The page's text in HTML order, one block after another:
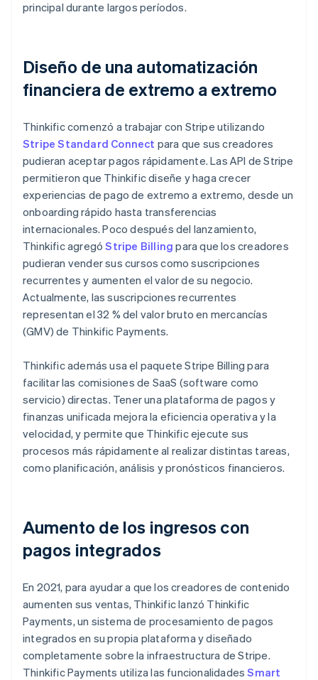
principal durante largos períodos.
Diseño de una automatización
financiera de extremo a extremo
Thinkific comenzó a trabajar con Stripe utilizando
Stripe Standard Connect para que sus creadores
pudieran aceptar pagos rápidamente. Las API de Stripe
permitieron que Thinkific diseñe y haga crecer
experiencias de pago de extremo a extremo, desde un
onboarding rápido hasta transferencias
internacionales. Poco después del lanzamiento,
Thinkific agregóStripe Billing para que los creadores
pudieran vender sus cursos como suscripciones
recurrentes y aumenten el valor de su negocio.
Actualmente, las suscripciones recurrentes
representan el 32 % del valor bruto en mercancías
(GMV) de Thinkific Payments.
Thinkific además usa el paquete Stripe Billing para
facilitar las comisiones de SaaS (software como
servicio) directas. Tener una plataforma de pagos y
finanzas unificada mejora la eficiencia operativa y la
velocidad, y permite que Thinkific ejecute sus
procesos más rápidamente al realizar distintas tareas,
como planificación, análisis y pronósticos financieros.
Aumento de los ingresos con
pagos integrados
En 2021, para ayudar a que los creadores de contenido
aumenten sus ventas, Thinkific lanzó Thinkific
Payments, un sistema de procesamiento de pagos
integrados en su propia plataforma y diseñado
completamente sobre la infraestructura de Stripe.
Thinkific Payments utiliza las funcionalidadesSmart